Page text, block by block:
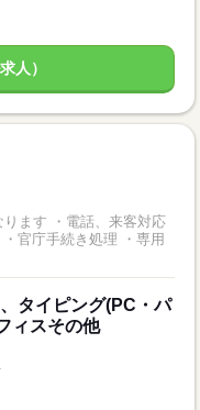
人）
ます ・電話、来客対応
官庁手続き処理 ・専用
タイピング(PC・パ
ィスその他